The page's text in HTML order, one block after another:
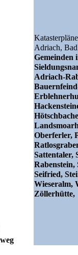
Adriach,
Gemeinden
Adriach-
Oberferler,
Sattentaler,
Rabenstein,
Seifried,
Wieseralm,
Zöllerhütte,